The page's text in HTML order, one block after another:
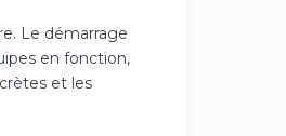
Le démarrage
en fonction,
et les